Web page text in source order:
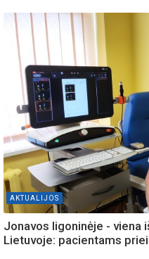
AKTUALIJOS
Jonavos ligoninėje - viena
Lietuvoje: pacientams